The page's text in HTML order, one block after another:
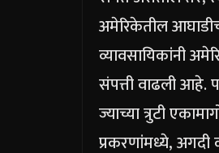
अमेरिकेतील
व्यावसायिकांनी
संपत्ती वाढली आहे.
ज्याच्या त्रुटी
प्रकरणांमध्ये,